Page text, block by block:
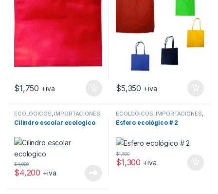
$1,750 +iva $5,350 +iva
ECOLOGICOS, IMPORTACIONES,
PROMOCIONALES
Cilindro escolar ecologico
$4,200
$4,900
+iva
ECOLOGICOS, IMPORTACIONES,
PROMOCIONALES
Esfero ecológico # 2
$1,300
$1,500
+iva